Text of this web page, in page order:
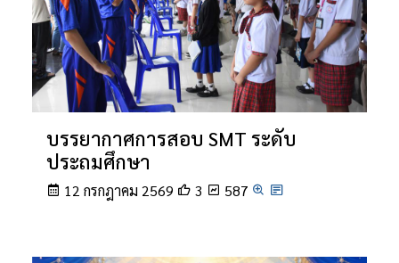
บรรยากาศการสอบ SMT ระดับ
ประถมศึกษา
12 กรกฎาคม 2569 3 587